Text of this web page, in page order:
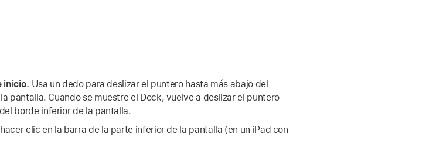
inicio. Usa un dedo para deslizar el puntero hasta más abajo del
pantalla. Cuando se muestre el Dock, vuelve a deslizar el puntero
borde inferior de la pantalla.
clic en la barra de la parte inferior de la pantalla (en un iPad con